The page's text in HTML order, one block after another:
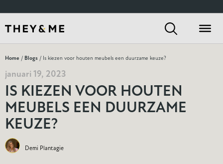
Home / Blogs / Is kiezen voor houten meubels een duurzame keuze?
januari 19, 2023
IS KIEZEN VOOR HOUTEN
MEUBELS EEN DUURZAME
KEUZE?
Demi Plantagie